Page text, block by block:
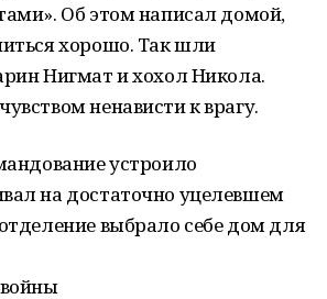
Об этом написал домой,
хорошо. Так шли
Нигмат и хохол Никола.
ненависти к врагу.
устроило
на достаточно уцелевшем
выбрало себе дом для